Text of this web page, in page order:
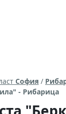
София /
- Рибарица